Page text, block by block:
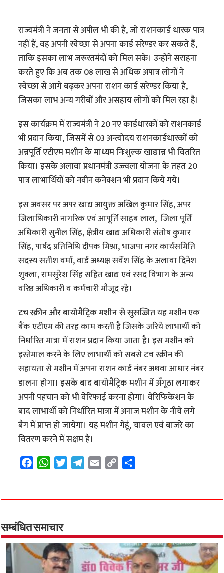
राज्यमंत्री ने जनता से अपील भी की है, जो राशनकार्ड धारक पात्र
नहीं हैं, वह अपनी स्वेच्छा से अपना कार्ड सरेण्डर कर सकते हैं,
ताकि इसका लाभ जरूरतमंदों को मिल सके। उन्होंने सराहना
करते हुए कि अब तक 08 लाख से अधिक अपात्र लोगों ने
स्वेच्छा से आगे बढ़कर अपना राशन कार्ड सरेण्डर किया है,
जिसका लाभ अन्य गरीबों और असहाय लोगों को मिल रहा है।
इस कार्यक्रम में राज्यमंत्री ने 20 नए कार्डधारकों को राशनकार्ड
भी प्रदान किया, जिसमें से 03 अन्त्योदय राशनकार्डधारकों को
अन्नपूर्ति एटीएम मशीन के माध्यम निःशुल्क खाद्यान्न भी वितरित
किया। इसके अलावा प्रधानमंत्री उज्ज्वला योजना के तहत 20
पात्र लाभार्थियों को नवीन कनेक्शन भी प्रदान किये गये।
इस अवसर पर अपर खाद्य आयुक्त अखिल कुमार सिंह, अपर
जिलाधिकारी नागरिक एवं आपूर्ति साहब लाल, जिला पूर्ति
अधिकारी सुनील सिंह, क्षेत्रीय खाद्य अधिकारी संतोष कुमार
सिंह, पार्षद प्रतिनिधि दीपक मिश्रा, भाजपा नगर कार्यसमिति
सदस्य सतीश वर्मा, वार्ड अध्यक्ष सर्वेश सिंह के अलावा दिनेश
शुक्ला, रामसुरेश सिंह सहित खाद्य एवं रसद विभाग के अन्य
वरिष्ठ अधिकारी व कर्मचारी मौजूद रहे।
टच स्क्रीन और बायोमैट्रिक मशीन से सुसज्जितयह मशीन एक
बैंक एटीएम की तरह काम करती है जिसके जरिये लाभार्थी को
निर्धारित मात्रा में राशन प्रदान किया जाता है। इस मशीन को
इस्तेमाल करने के लिए लाभार्थी को सबसे टच स्क्रीन की
सहायता से मशीन में अपना राशन कार्ड नंबर अथवा आधार नंबर
डालना होगा। इसके बाद बायोमैट्रिक मशीन में अँगूठा लगाकर
अपनी पहचान को भी वेरिफाई करना होगा। वेरिफिकेशन के
बाद लाभार्थी को निर्धारित मात्रा में अनाज मशीन के नीचे लगे
बैग में प्राप्त हो जायेगा। यह मशीन गेहूं, चावल एवं बाजरे का
वितरण करने में सक्षम है।
e
o
o
k
W
t
A
p
p
t
r
e
a
m
i
y
n
k
r
सम्बंधित समाचार